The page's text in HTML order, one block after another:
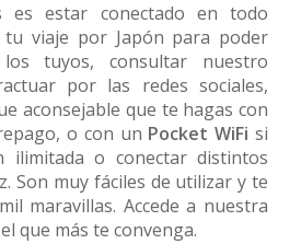
es estar conectado en todo
viaje por Japón para poder
tuyos, consultar nuestro
por las redes sociales,
aconsejable que te hagas con
o con un Pocket WiFi si
ilimitada o conectar distintos
Son muy fáciles de utilizar y te
maravillas. Accede a nuestra
que más te convenga.